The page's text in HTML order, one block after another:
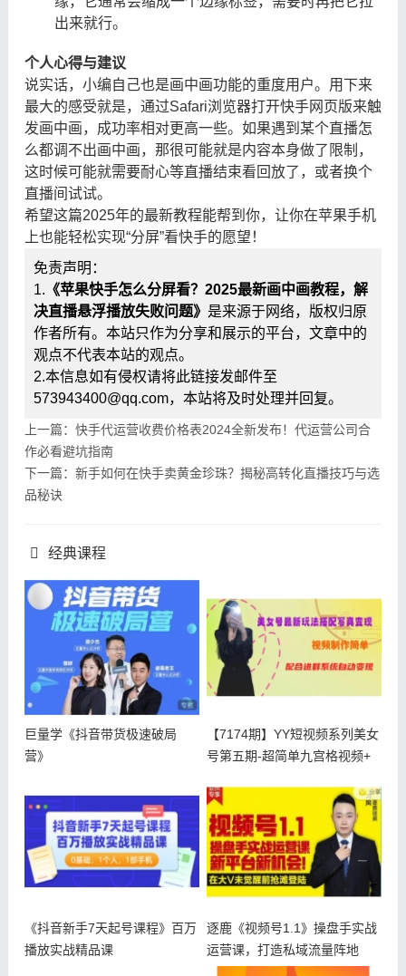
出来就行。
个人心得与建议
说实话，小编自己也是画中画功能的重度用户。用下来
最大的感受就是，通过Safari浏览器打开快手网页版来触
发画中画，成功率相对更高一些。如果遇到某个直播怎
么都调不出画中画，那很可能就是内容本身做了限制，
这时候可能就需要耐心等直播结束看回放了，或者换个
直播间试试。
希望这篇2025年的最新教程能帮到你，让你在苹果手机
上也能轻松实现“分屏”看快手的愿望！
免责声明：
1. 《苹果快手怎么分屏看？2025最新画中画教程，解
决直播悬浮播放失败问题》 是来源于网络，版权归原
作者所有。本站只作为分享和展示的平台，文章中的
观点不代表本站的观点。
2.本信息如有侵权请将此链接发邮件至
573943400@qq.com，本站将及时处理并回复。
上一篇：快手代运营收费价格表2024全新发布！代运营公司合
作必看避坑指南
下一篇：新手如何在快手卖黄金珍珠？揭秘高转化直播技巧与选
品秘诀
经典课程
巨量学《抖音带货极速破局
营》
【7174期】YY短视频系列美女
号第五期-超简单九宫格视频+
《抖音新手7天起号课程》百万
播放实战精品课
逐鹿《视频号1.1》操盘手实战
运营课，打造私域流量阵地